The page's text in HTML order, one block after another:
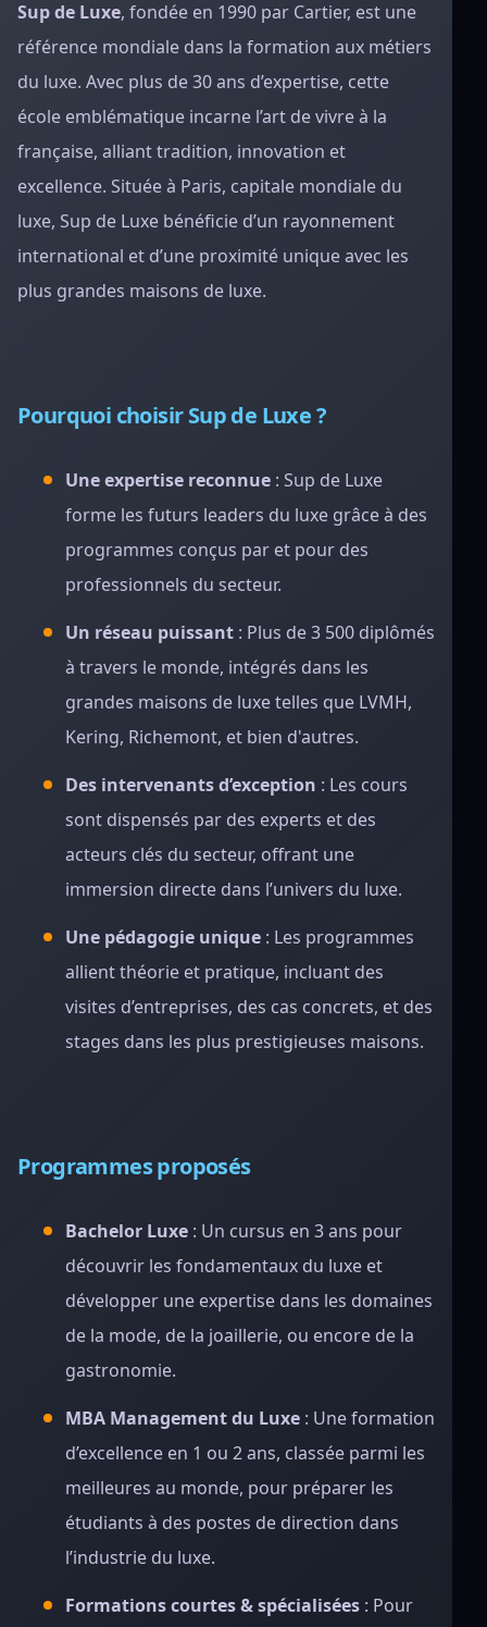
Sup de Luxe, fondée en 1990 par Cartier, est une
référence mondiale dans la formation aux métiers
du luxe. Avec plus de 30 ans d’expertise, cette
école emblématique incarne l’art de vivre à la
française, alliant tradition, innovation et
excellence. Située à Paris, capitale mondiale du
luxe, Sup de Luxe bénéficie d’un rayonnement
international et d’une proximité unique avec les
plus grandes maisons de luxe.
Pourquoi choisir Sup de Luxe ?
Une expertise reconnue : Sup de Luxe
forme les futurs leaders du luxe grâce à des
programmes conçus par et pour des
professionnels du secteur.
Un réseau puissant : Plus de 3 500 diplômés
à travers le monde, intégrés dans les
grandes maisons de luxe telles que LVMH,
Kering, Richemont, et bien d'autres.
Des intervenants d’exception : Les cours
sont dispensés par des experts et des
acteurs clés du secteur, offrant une
immersion directe dans l’univers du luxe.
Une pédagogie unique : Les programmes
allient théorie et pratique, incluant des
visites d’entreprises, des cas concrets, et des
stages dans les plus prestigieuses maisons.
Programmes proposés
Bachelor Luxe : Un cursus en 3 ans pour
découvrir les fondamentaux du luxe et
développer une expertise dans les domaines
de la mode, de la joaillerie, ou encore de la
gastronomie.
MBA Management du Luxe : Une formation
d’excellence en 1 ou 2 ans, classée parmi les
meilleures au monde, pour préparer les
étudiants à des postes de direction dans
l’industrie du luxe.
Formations courtes & spécialisées : Pour